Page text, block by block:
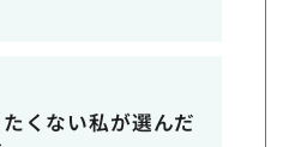
くない私が選んだ